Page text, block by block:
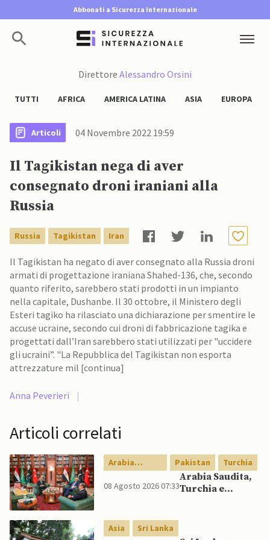
Abbonati a Sicurezza Internazionale
Direttore Alessandro Orsini
TUTTI AFRICA AMERICA LATINA ASIA EUROPA
Articoli 04 Novembre 2022 19:59
Il Tagikistan nega di aver
consegnato droni iraniani alla
Russia
Russia Tagikistan Iran
Il Tagikistan ha negato di aver consegnato alla Russia droni
armati di progettazione iraniana Shahed-136, che, secondo
quanto riferito, sarebbero stati prodotti in un impianto
nella capitale, Dushanbe. Il 30 ottobre, il Ministero degli
Esteri tagiko ha rilasciato una dichiarazione per smentire le
accuse ucraine, secondo cui droni di fabbricazione tagika e
progettati dall’Iran sarebbero stati utilizzati per "uccidere
gli ucraini”. "La Repubblica del Tagikistan non esporta
attrezzature mil [continua]
Anna Peverieri |
Articoli correlati
Arabia
Saudita
Pakistan Turchia
08 Agosto 2026 07:33
Arabia Saudita,
Turchia e
Asia Sri Lanka